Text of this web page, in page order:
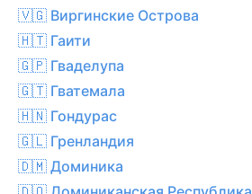
🇻🇬 Виргинские Острова
🇭🇹 Гаити
🇬🇵 Гваделупа
🇬🇹 Гватемала
🇭🇳 Гондурас
🇬🇱 Гренландия
🇩🇲 Доминика